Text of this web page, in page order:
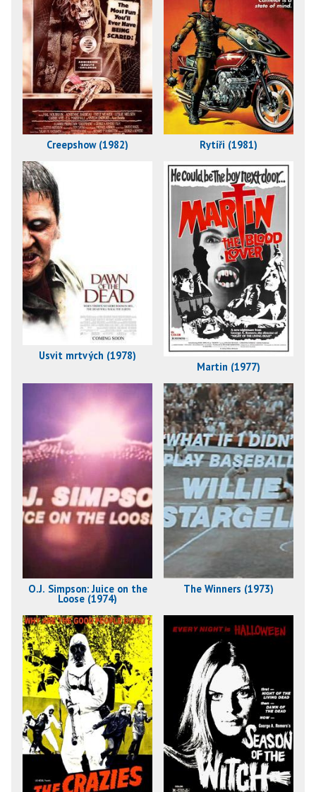
Creepshow (1982) Rytíři (1981)
Úsvit mrtvých (1978)
Martin (1977)
O.J. Simpson: Juice on the
Loose (1974)
The Winners (1973)